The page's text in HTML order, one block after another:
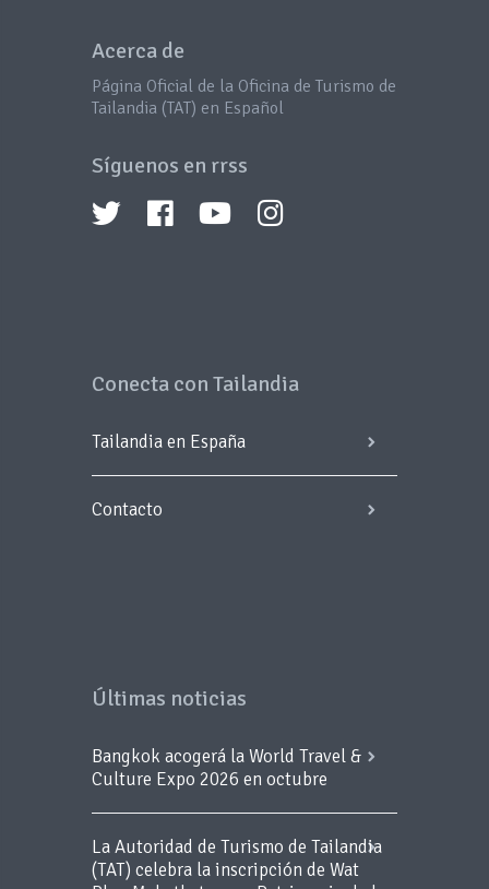
Acerca de
Página Oficial de la Oficina de Turismo de
Tailandia (TAT) en Español
Síguenos en rrss
Conecta con Tailandia
Tailandia en España
Contacto
Últimas noticias
Bangkok acogerá la World Travel &
Culture Expo 2026 en octubre
La Autoridad de Turismo de Tailandia
(TAT) celebra la inscripción de Wat